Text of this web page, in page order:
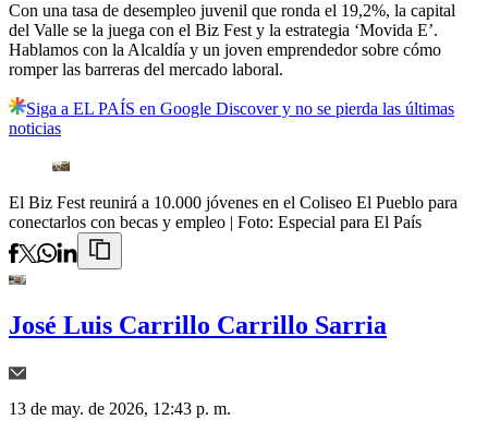
Con una tasa de desempleo juvenil que ronda el 19,2%, la capital
del Valle se la juega con el Biz Fest y la estrategia ‘Movida E’.
Hablamos con la Alcaldía y un joven emprendedor sobre cómo
romper las barreras del mercado laboral.
Siga a EL PAÍS en Google Discover y no se pierda las últimas
noticias
El Biz Fest reunirá a 10.000 jóvenes en el Coliseo El Pueblo para
conectarlos con becas y empleo | Foto: Especial para El País
José Luis Carrillo Carrillo Sarria
13 de may. de 2026, 12:43 p. m.